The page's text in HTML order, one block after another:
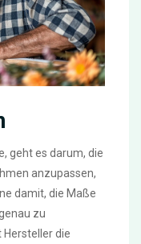
geht es darum, die
anzupassen,
damit, die Maße
zu
die